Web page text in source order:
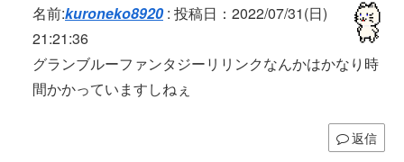
名前:kuroneko8920: 投稿日：2022/07/31(日)
21:21:36
グランブルーファンタジーリリンクなんかはかなり時
間かかっていますしねぇ
返信